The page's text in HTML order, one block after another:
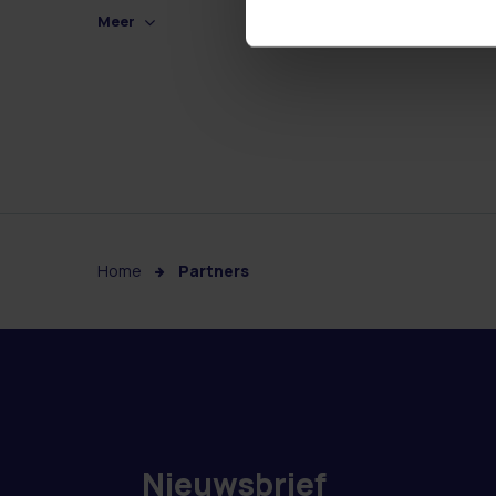
Meer
Home Partners
Nieuwsbrief